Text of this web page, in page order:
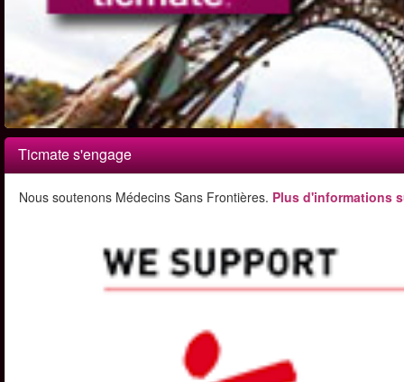
Ticmate s'engage
Nous soutenons Médecins Sans Frontières. Plus d'informations